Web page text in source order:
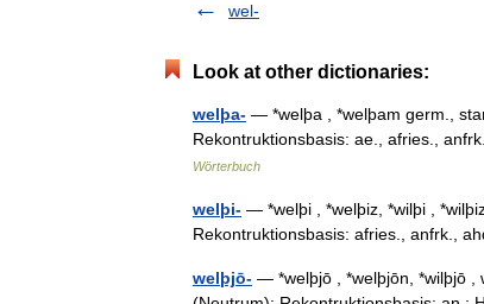
wel-
Look at other dictionaries:
welþa- — *welþa , *welþam germ.,
Rekontruktionsbasis: ae., afries.,
Wörterbuch
welþi- — *welþi , *welþiz, *wilþi ,
Rekontruktionsbasis: afries., anfrk.,
welþjō- — *welþjō , *welþjōn, *wilþjō ,